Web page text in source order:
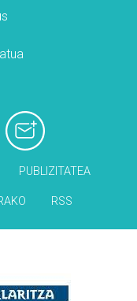
PUBLIZITATEA
RSS